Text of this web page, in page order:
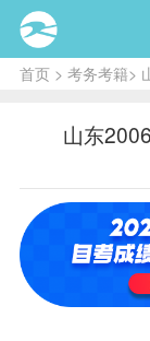
首页> 考务考籍>
山东